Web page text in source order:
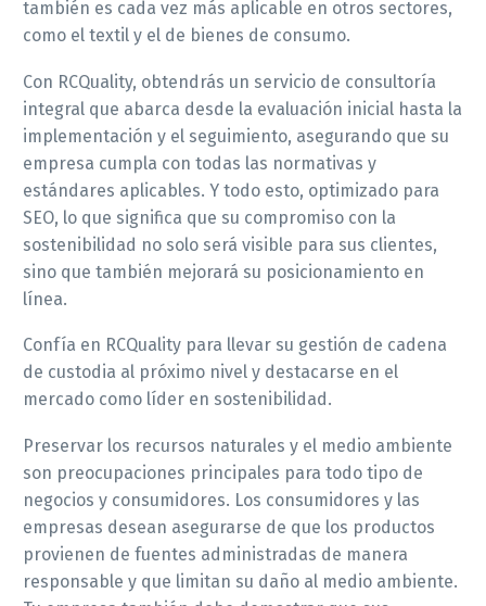
también es cada vez más aplicable en otros sectores,
como el textil y el de bienes de consumo.
Con RCQuality, obtendrás un servicio de consultoría
integral que abarca desde la evaluación inicial hasta la
implementación y el seguimiento, asegurando que su
empresa cumpla con todas las normativas y
estándares aplicables. Y todo esto, optimizado para
SEO, lo que significa que su compromiso con la
sostenibilidad no solo será visible para sus clientes,
sino que también mejorará su posicionamiento en
línea.
Confía en RCQuality para llevar su gestión de cadena
de custodia al próximo nivel y destacarse en el
mercado como líder en sostenibilidad.
Preservar los recursos naturales y el medio ambiente
son preocupaciones principales para todo tipo de
negocios y consumidores. Los consumidores y las
empresas desean asegurarse de que los productos
provienen de fuentes administradas de manera
responsable y que limitan su daño al medio ambiente.